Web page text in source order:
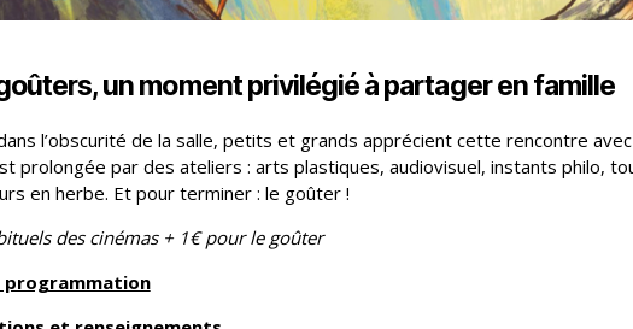
un moment privilégié à partager en famille
l’obscurité de la salle, petits et grands apprécient cette rencontre
prolongée par des ateliers : arts plastiques, audiovisuel, instants philo,
en herbe. Et pour terminer : le goûter !
des cinémas + 1€ pour le goûter
programmation